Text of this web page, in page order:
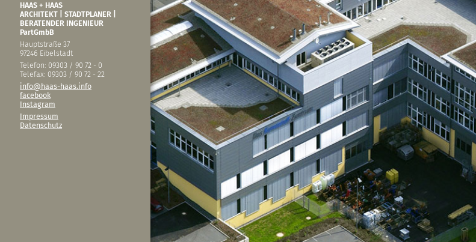
HAAS + HAAS
ARCHITEKT | STADTPLANER |
BERATENDER INGENIEUR
PartGmbB
Hauptstraße 37
97246 Eibelstadt
Telefon: 09303 / 90 72 - 0
Telefax: 09303 / 90 72 - 22
info@haas-haas.info
facebook
Instagram
Impressum
Datenschutz